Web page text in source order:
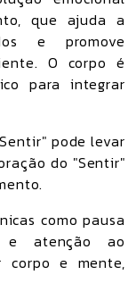
que ajuda a
e promove
O corpo é
para integrar
pode levar
do "Sentir"
como pausa
e atenção ao
corpo e mente,